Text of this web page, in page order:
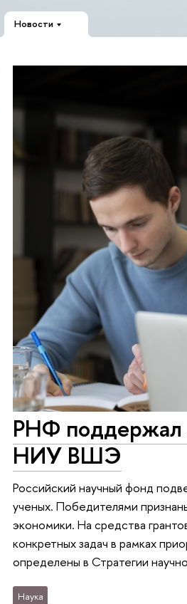
Новости
РНФ поддержал
НИУ ВШЭ
Российский научный фонд
ученых. Победителями
экономики. На средства
конкретных задач в рамках
определены в Стратегии
Наука